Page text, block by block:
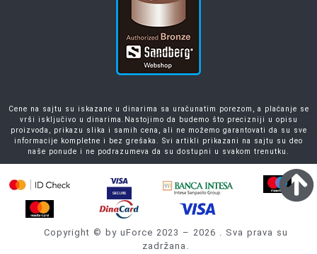
Cene na sajtu su iskazane u dinarima sa uračunatim porezom, a plaćanje se
vrši isključivo u dinarima.Nastojimo da budemo što precizniji u opisu
proizvoda, prikazu slika i samih cena, ali ne možemo garantovati da su sve
informacije kompletne i bez grešaka. Svi artikli prikazani na sajtu su deo
naše ponude i ne podrazumeva da su dostupni u svakom trenutku.
Copyright © by uForce 2023 – 2026 . Sva prava su
zadržana.